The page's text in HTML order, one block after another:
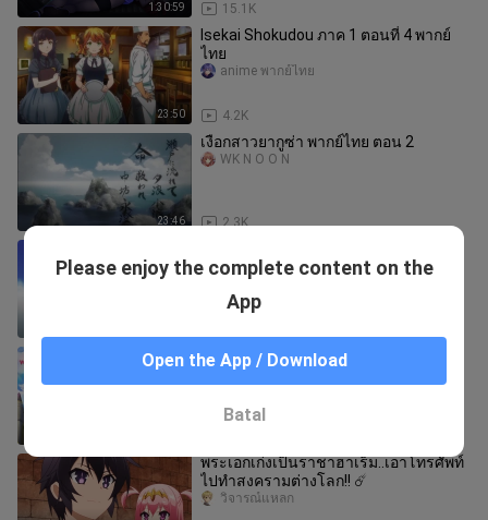
1:30:59 15.1K
23:50
Isekai Shokudou ภาค 1 ตอนที่ 4 พากย์
ไทย
4.2K
anime พากย์ไทย
23:46
เงือกสาวยากูซ่า พากย์ไทย ตอน 2
2.3K
WK N O O N
WK N O O N
การผจญภัยของเทมเมอร์มือใหม่กับสไลม์
สุดด๋อย [พากย์ไทย] EP.2
พระเอกเก่งเป็นราชาฮาเร็ม..เอาโทรศัพท์
ไปทำสงครามต่างโลก!! ☄️
วิจารณ์แหลก
Please enjoy the complete content on the
App
Open the App / Download
Batal